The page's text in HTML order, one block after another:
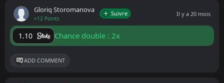
Gloriq Storomanova
+12 Points
Suivre Il y a 20 mois
1.10 Chance double : 2x
ADD COMMENT